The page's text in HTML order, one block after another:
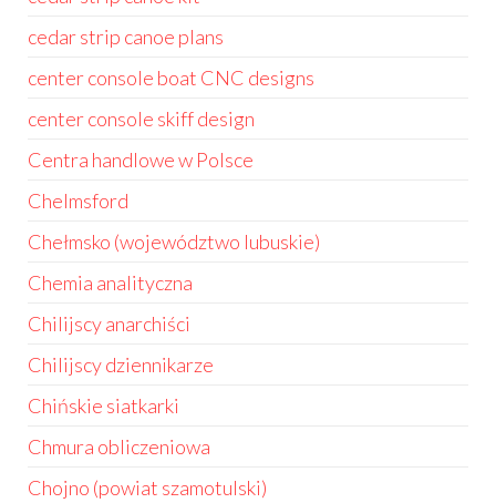
cedar strip canoe plans
center console boat CNC designs
center console skiff design
Centra handlowe w Polsce
Chelmsford
Chełmsko (województwo lubuskie)
Chemia analityczna
Chilijscy anarchiści
Chilijscy dziennikarze
Chińskie siatkarki
Chmura obliczeniowa
Chojno (powiat szamotulski)